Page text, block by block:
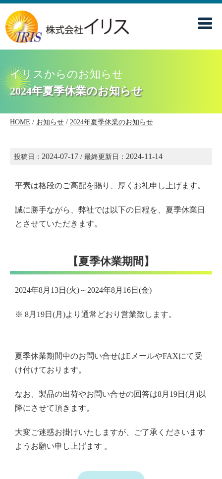
イリスからのお知らせ
2024年夏季休業のお知らせ
HOME / お知らせ / 2024年夏季休業のお知らせ
投稿日： 2024-07-17 / 最終更新日： 2024-11-14
平素は格段のご高配を賜り、厚くお礼申し上げます。
誠に勝手ながら、弊社では以下の日程を、夏季休業日
とさせていただきます。
【夏季休業期間】
2024年8月13日(火)～2024年8月16日(金)
※ 8月19日(月)より通常どおり営業致します。
夏季休業期間中のお問い合せはEメールやFAXにて受
け付けております。
なお、製品の出荷やお問い合せの回答は8月19日(月)以
降にさせて頂きます。
大変ご迷惑お掛けいたしますが、ご了承くださいます
ようお願い申し上げます 。